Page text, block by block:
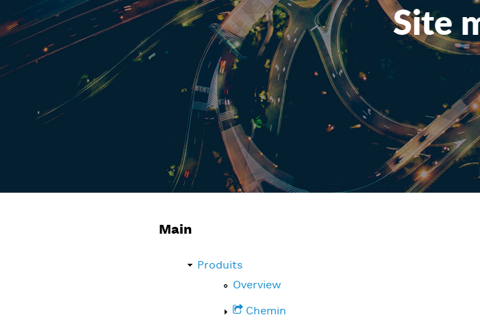
Site
Main
Produits
Overview
Chemin